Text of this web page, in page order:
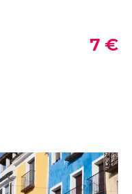
7 €